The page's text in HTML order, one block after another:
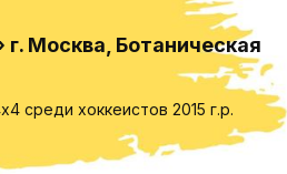
Москва, Ботаническая
среди хоккеистов 2015 г.р.